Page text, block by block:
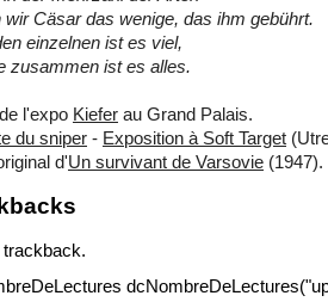
wir Cäsar das wenige, das ihm gebührt.
einzelnen ist es viel,
zusammen ist es alles.
l'expo Kiefer au Grand Palais.
du sniper - Exposition à Soft Target
d'Un survivant de Varsovie (1947).